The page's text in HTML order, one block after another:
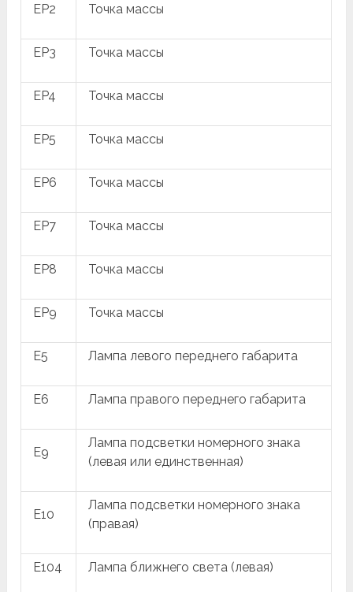
EP2 Точка массы
EP3 Точка массы
EP4 Точка массы
EP5 Точка массы
EP6 Точка массы
EP7 Точка массы
EP8 Точка массы
EP9 Точка массы
E5 Лампа левого переднего габарита
E6 Лампа правого переднего габарита
E9
Лампа подсветки номерного знака
(левая или единственная)
E10
Лампа подсветки номерного знака
(правая)
E104 Лампа ближнего света (левая)